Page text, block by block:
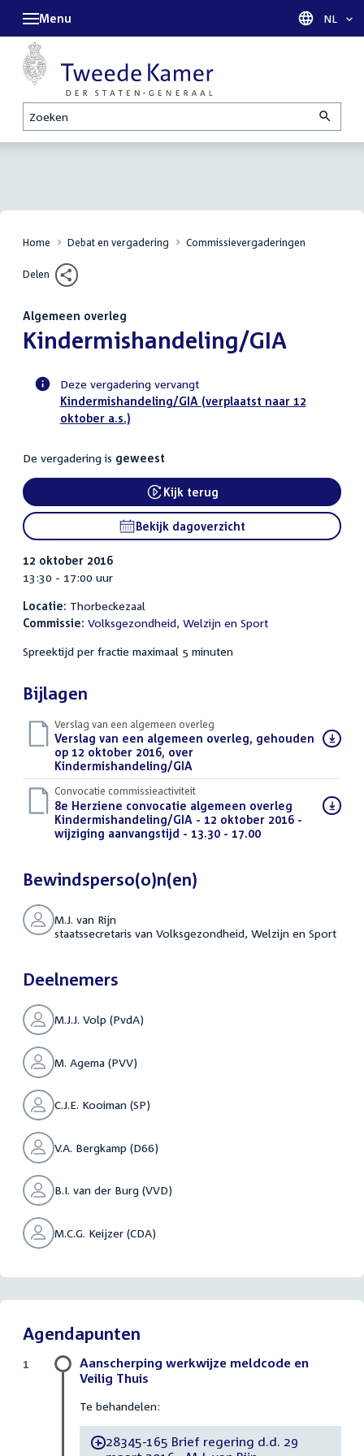
Zoeken
Menu Taal
NL
Home Debat en vergadering Commissievergaderingen
Delen
Algemeen overleg
:Kindermishandeling/GIA
Voortgangsstatus
commissie
activiteit
Deze vergadering vervangt
Kindermishandeling/GIA (verplaatst naar 12
oktober a.s.)
De vergadering is geweest
External link:
Kijk terug
Bekijk dagoverzicht
12 oktober 2016
13:30 - 17:00 uur
Locatie: Thorbeckezaal
Commissie: Volksgezondheid, Welzijn en Sport
Spreektijd per fractie maximaal 5 minuten
Bijlagen
Verslag van een algemeen overleg
Download
bestand:
Verslag van een algemeen overleg, gehouden
op 12 oktober 2016, over
Kindermishandeling/GIA
Convocatie commissieactiviteit
Download
bestand:
8e Herziene convocatie algemeen overleg
Kindermishandeling/GIA - 12 oktober 2016 -
wijziging aanvangstijd - 13.30 - 17.00(PDF)
Bewindsperso(o)n(en)
M.J. van Rijn
staatssecretaris van Volksgezondheid, Welzijn en Sport
Deelnemers
M.J.J. Volp (PvdA)
M. Agema (PVV)
C.J.E. Kooiman (SP)
V.A. Bergkamp (D66)
B.I. van der Burg (VVD)
M.C.G. Keijzer (CDA)
Agendapunten
Aanscherping werkwijze meldcode en
Veilig Thuis
Te behandelen:
-28345-165 Brief regering d.d. 29
1